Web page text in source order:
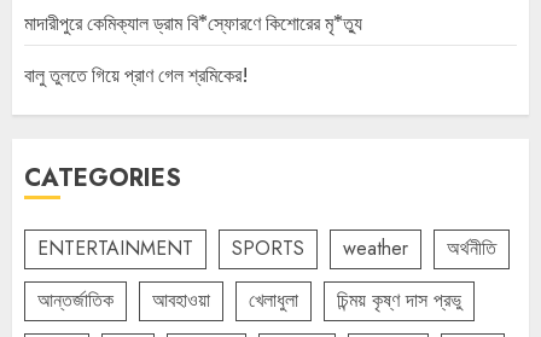
মাদারীপুরে কেমিক্যাল ড্রাম বি*স্ফোরণে কিশোরের মৃ*ত্যু
বালু তুলতে গিয়ে প্রাণ গেল শ্রমিকের!
CATEGORIES
ENTERTAINMENT SPORTS weather
অর্থনীতি
আন্তর্জাতিক
আবহাওয়া খেলাধুলা
চিন্ময় কৃষ্ণ দাস প্রভু